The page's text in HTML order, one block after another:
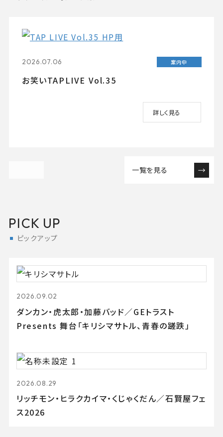
2026.07.06 案内中
お笑いTAPLIVE Vol.35
詳しく見る
一覧を見る
PICK UP
ピックアップ
2026.09.02
ダンカン・虎太郎・加藤バッド／GEトラスト
Presents 舞台「キリシマサトル、青春の蹉跌」
2026.08.29
リッチモン・ヒラクカイマ・くじゃくだん／石賢屋フェ
ス2026